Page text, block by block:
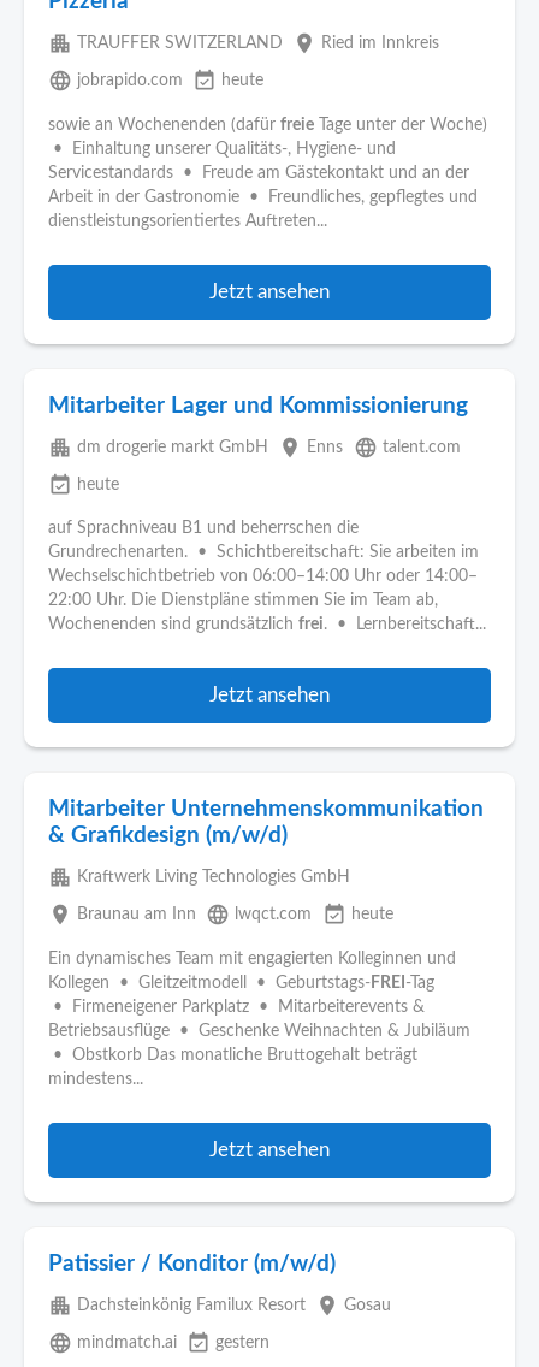
apartment TRAUFFER SWITZERLAND place Ried im Innkreis
language jobrapido.com event_available heute
sowie an Wochenenden (dafür freie Tage unter der Woche)
• Einhaltung unserer Qualitäts-, Hygiene- und
Servicestandards • Freude am Gästekontakt und an der
Arbeit in der Gastronomie • Freundliches, gepflegtes und
dienstleistungsorientiertes Auftreten...
Jetzt ansehen
Mitarbeiter Lager und Kommissionierung
apartment dm drogerie markt GmbH place Enns language talent.com
event_available heute
auf Sprachniveau B1 und beherrschen die
Grundrechenarten. • Schichtbereitschaft: Sie arbeiten im
Wechselschichtbetrieb von 06:00–14:00 Uhr oder 14:00–
22:00 Uhr. Die Dienstpläne stimmen Sie im Team ab,
Wochenenden sind grundsätzlich frei. • Lernbereitschaft...
Jetzt ansehen
Mitarbeiter Unternehmenskommunikation
& Grafikdesign (m/w/d)
apartment Kraftwerk Living Technologies GmbH
place Braunau am Inn language lwqct.com event_available heute
Ein dynamisches Team mit engagierten Kolleginnen und
Kollegen • Gleitzeitmodell • Geburtstags- FREI -Tag
• Firmeneigener Parkplatz • Mitarbeiterevents &
Betriebsausflüge • Geschenke Weihnachten & Jubiläum
• Obstkorb Das monatliche Bruttogehalt beträgt
mindestens...
Jetzt ansehen
Patissier / Konditor (m/w/d)
apartment Dachsteinkönig Familux Resort place Gosau
language mindmatch.ai event_available gestern